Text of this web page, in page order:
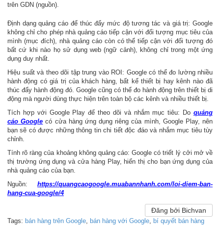
trên GDN (nguồn).
Định dạng quảng cáo để thúc đẩy mức độ tương tác và giá trị: Google
không chỉ cho phép nhà quảng cáo tiếp cận với đối tượng mục tiêu của
mình (mục đích), nhà quảng cáo còn có thể tiếp cận với đối tượng đó
bất cứ khi nào họ sử dụng web (ngữ cảnh), không chỉ trong một ứng
dụng duy nhất.
Hiệu suất và theo dõi tập trung vào ROI: Google có thể đo lường nhiều
hành động có giá trị của khách hàng, bất kể thiết bị hay kênh nào đã
thúc đẩy hành động đó. Google cũng có thể đo hành động trên thiết bị di
động mà người dùng thực hiện trên toàn bộ các kênh và nhiều thiết bị.
Tích hợp với Google Play để theo dõi và nhắm mục tiêu: Do quảng
cáo Google có cửa hàng ứng dụng riêng của mình, Google Play, nên
bạn sẽ có được những thông tin chi tiết độc đáo và nhắm mục tiêu tùy
chỉnh.
Tính rõ ràng của khoảng không quảng cáo: Google có triết lý cởi mở về
thị trường ứng dụng và cửa hàng Play, hiển thị cho bạn ứng dụng của
nhà quảng cáo của bạn.
Nguồn: https://quangcaogoogle.muabannhanh.com/loi-diem-ban-
hang-cua-google/4
Đăng bởi Bichvan
Tags: bán hàng trên Google bán hàng với Google bí quyết bán hàng